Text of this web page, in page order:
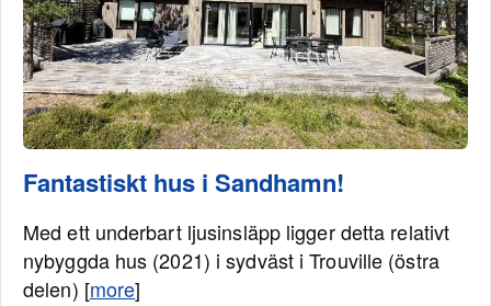
Fantastiskt hus i Sandhamn!
Med ett underbart ljusinsläpp ligger detta relativt
nybyggda hus (2021) i sydväst i Trouville (östra
delen) [more]